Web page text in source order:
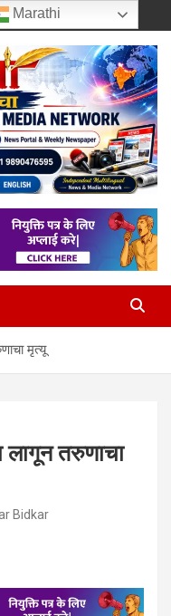
मृत्यू
लागून तरुणाचा
Bidkar
Marathi